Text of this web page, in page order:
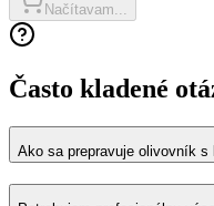
Načítavam...
Často kladené
Ako sa prepravuje olivovník s